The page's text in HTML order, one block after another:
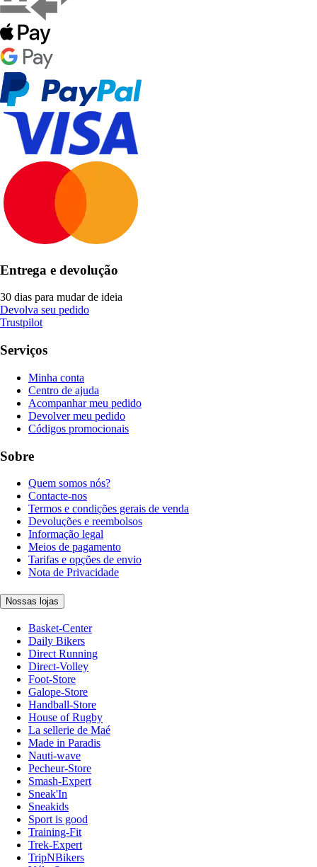
Entrega e devolução
30 dias para mudar de ideia
Devolva seu pedido
Trustpilot
Serviços
Minha conta
Centro de ajuda
Acompanhar meu pedido
Devolver meu pedido
Códigos promocionais
Sobre
Quem somos nós?
Contacte-nos
Termos e condições gerais de venda
Devoluções e reembolsos
Informação legal
Meios de pagamento
Tarifas e opções de envio
Nota de Privacidade
Nossas lojas
Basket-Center
Daily Bikers
Direct Running
Direct-Volley
Foot-Store
Galope-Store
Handball-Store
House of Rugby
La sellerie de Maé
Made in Paradis
Nauti-wave
Pecheur-Store
Smash-Expert
Sneak'In
Sneakids
Sport is good
Training-Fit
Trek-Expert
TripNBikers